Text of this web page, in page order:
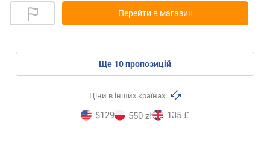
Перейти в магазин
ще 10пропозицій
Ціни в інших країнах
$129 550 zł 135 £